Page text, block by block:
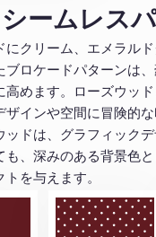
ームレス
にクリーム、エメラル
ブロケードパターンは
高めます。ローズウッ
ザインや空間に冒険的
ッドは、グラフィック
も、深みのある背景色
を与えます。